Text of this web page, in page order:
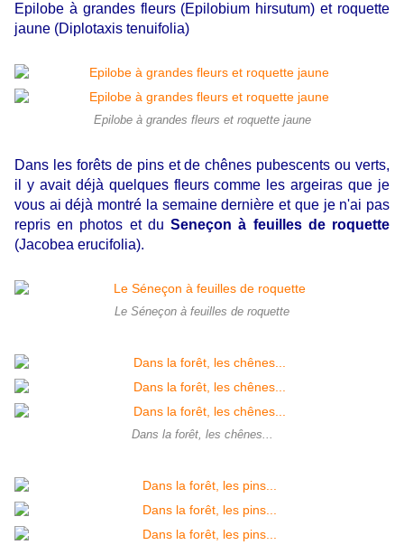
Epilobe à grandes fleurs (Epilobium hirsutum)et roquette
jaune (Diplotaxis tenuifolia)
Epilobe à grandes fleurs et roquette jaune
Dans les forêts de pins et de chênes pubescents ou verts,
il y avait déjà quelques fleurs comme les argeiras que je
vous ai déjà montré la semaine dernière et que je n'ai pas
repris en photos et du Seneçon à feuilles de roquette
(Jacobea erucifolia).
Le Séneçon à feuilles de roquette
Dans la forêt, les chênes...